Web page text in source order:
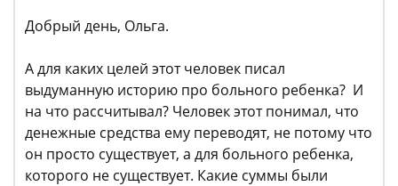
Добрый день, Ольга.
А для каких целей этот человек писал
выдуманную историю про больного ребенка? И
на что рассчитывал? Человек этот понимал, что
денежные средства ему переводят, не потому что
он просто существует, а для больного ребенка,
которого не существует. Какие суммы были